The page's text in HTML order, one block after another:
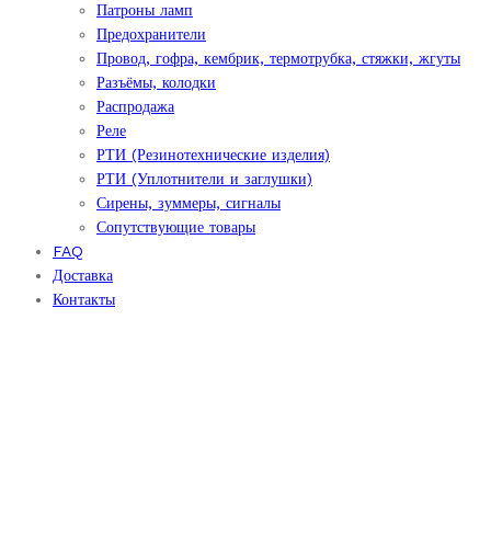
Патроны ламп
Предохранители
Провод, гофра, кембрик, термотрубка, стяжки, жгуты
Разъёмы, колодки
Распродажа
Реле
РТИ (Резинотехнические изделия)
РТИ (Уплотнители и заглушки)
Сирены, зуммеры, сигналы
Сопутствующие товары
FAQ
Доставка
Контакты